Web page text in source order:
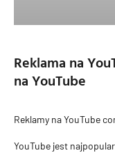
Reklama na
na YouTube
Reklamy na YouTube
YouTube jest